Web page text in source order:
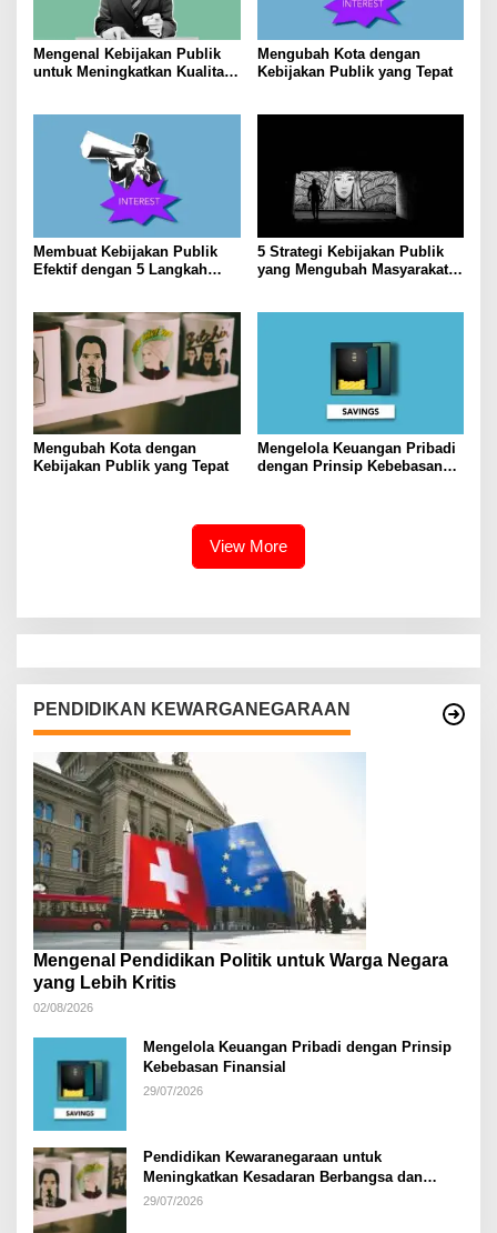
Mengenal Kebijakan Publik
untuk Meningkatkan Kualitas
Mengubah Kota dengan
Kebijakan Publik yang Tepat
Membuat Kebijakan Publik
Efektif dengan 5 Langkah
5 Strategi Kebijakan Publik
yang Mengubah Masyarakat
Mengubah Kota dengan
Kebijakan Publik yang Tepat
Mengelola Keuangan Pribadi
dengan Prinsip Kebebasan
View More
PENDIDIKAN KEWARGANEGARAAN
Mengenal Pendidikan Politik untuk Warga Negara
yang Lebih Kritis
02/08/2026
Mengelola Keuangan Pribadi dengan Prinsip
Kebebasan Finansial
29/07/2026
Pendidikan Kewaranegaraan untuk
Meningkatkan Kesadaran Berbangsa dan
Bernegara di…
29/07/2026